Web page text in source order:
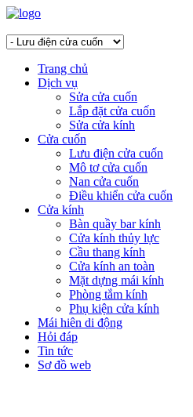
Trang chủ
Dịch vụ
Sửa cửa cuốn
Lắp đặt cửa cuốn
Sửa cửa kính
Cửa cuốn
Lưu điện cửa cuốn
Mô tơ cửa cuốn
Nan cửa cuốn
Điều khiển cửa cuốn
Cửa kính
Bàn quầy bar kính
Cửa kính thủy lực
Cầu thang kính
Cửa kính an toàn
Mặt dựng mái kính
Phòng tắm kính
Phụ kiện cửa kính
Mái hiên di động
Hỏi đáp
Tin tức
Sơ đồ web